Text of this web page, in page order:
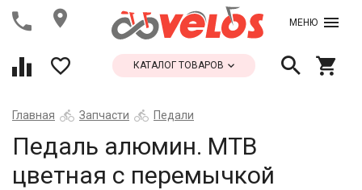
МЕНЮ
КАТАЛОГ ТОВАРОВ
Главная Запчасти Педали
Педаль алюмин. МТВ
цветная с перемычкой